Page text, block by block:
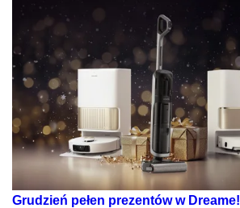
Grudzień pełen prezentów w Dreame!